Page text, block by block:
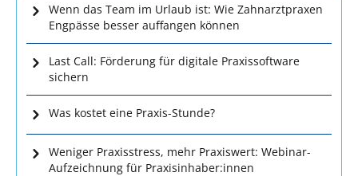
Wenn das Team im Urlaub ist: Wie Zahnarztpraxen
Engpässe besser auffangen können
Last Call: Förderung für digitale Praxissoftware
sichern
Was kostet eine Praxis-Stunde?
Weniger Praxisstress, mehr Praxiswert: Webinar-
Aufzeichnung für Praxisinhaber:innen